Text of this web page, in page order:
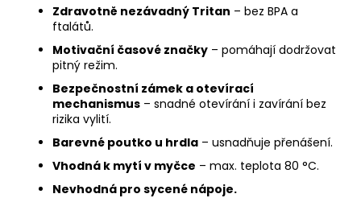
Zdravotně nezávadný Tritan – bez BPA a
ftalátů.
Motivační časové značky – pomáhají dodržovat
pitný režim.
Bezpečnostní zámek a otevírací
mechanismus – snadné otevírání i zavírání bez
rizika vylití.
Barevné poutko u hrdla – usnadňuje přenášení.
Vhodná k mytí v myčce – max. teplota 80 °C.
Nevhodná pro sycené nápoje.